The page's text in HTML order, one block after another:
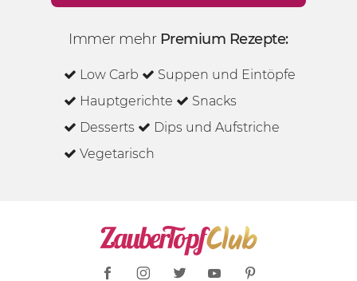
Immer mehr Premium Rezepte:
Low Carb
Suppen und Eintöpfe
Hauptgerichte
Snacks
Desserts
Dips und Aufstriche
Vegetarisch